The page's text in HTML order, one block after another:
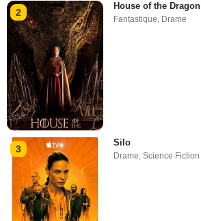
2
House of the Dragon
Fantastique, Drame
3
Silo
Drame ,Science Fiction